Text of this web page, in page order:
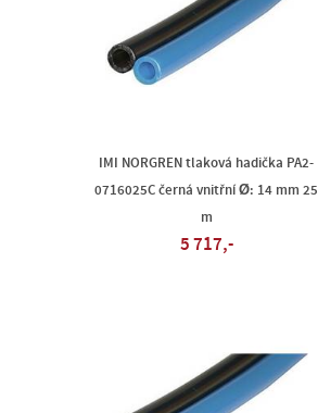
IMI NORGREN tlaková hadička PA2-
0716025C černá vnitřní Ø: 14 mm 25
m
5 717,-